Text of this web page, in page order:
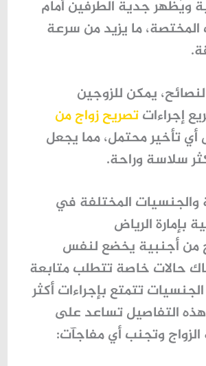
ويُظهر جدية الطرفين أمام
المختصة، ما يزيد من سرعة
يمكن للزوجين
إجراءاتتصريح زواج من
أي تأخير محتمل، مما يجعل
سلاسة وراحة.
والجنسيات المختلفة في
بإمارة الرياض
من أجنبية يخضع لنفس
حالات خاصة تتطلب متابعة
تتمتع بإجراءات أكثر
التفاصيل تساعد على
وتجنب أي مفاجآت: